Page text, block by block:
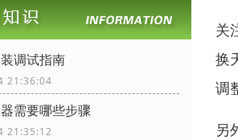
调试指南
21:36:04
需要哪些步骤
21:35:12
关
换
调
另